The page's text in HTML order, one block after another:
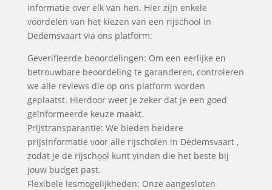
informatie over elk van hen. Hier zijn enkele
voordelen van het kiezen van een rijschool in
Dedemsvaart via ons platform:
Geverifieerde beoordelingen: Om een eerlijke en
betrouwbare beoordeling te garanderen, controleren
we alle reviews die op ons platform worden
geplaatst. Hierdoor weet je zeker dat je een goed
geïnformeerde keuze maakt.
Prijstransparantie: We bieden heldere
prijsinformatie voor alle rijscholen in Dedemsvaart ,
zodat je de rijschool kunt vinden die het beste bij
jouw budget past.
Flexibele lesmogelijkheden: Onze aangesloten